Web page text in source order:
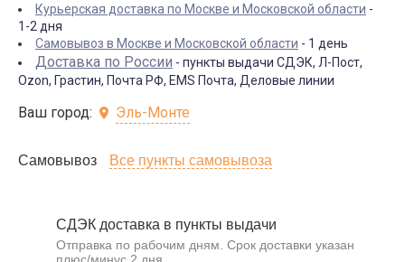
Курьерская доставка по Москве и Московской области -
1-2 дня
Самовывоз в Москве и Московской области - 1 день
Доставка по России - пункты выдачи СДЭК, Л-Пост,
Ozon, Грастин, Почта РФ, EMS Почта, Деловые линии
Ваш город: Эль-Монте
Самовывоз Все пункты самовывоза
СДЭК доставка в пункты выдачи
Отправка по рабочим дням. Срок доставки указан
плюс/минус 2 дня.